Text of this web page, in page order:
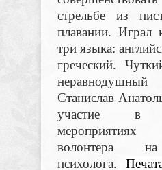
стрельбе из
плавании. Играл
три языка:
греческий.
Станислав
участие в
волонтера
психолога.